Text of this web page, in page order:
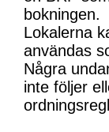
bokningen.
Lokalerna
användas
Några
inte följer